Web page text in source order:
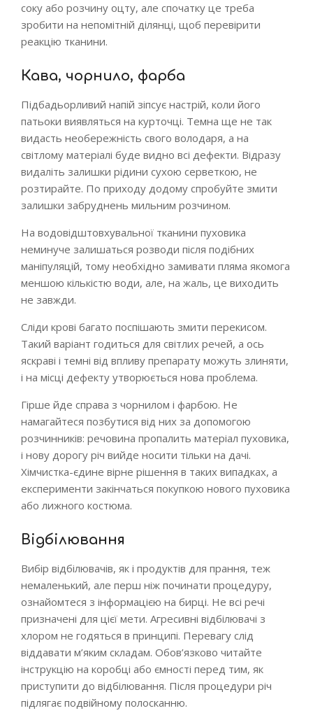
соку або розчину оцту, але спочатку це треба
зробити на непомітній ділянці, щоб перевірити
реакцію тканини.
Кава, чорнило, фарба
Підбадьорливий напій зіпсує настрій, коли його
патьоки виявляться на курточці. Темна ще не так
видасть необережність свого володаря, а на
світлому матеріалі буде видно всі дефекти. Відразу
видаліть залишки рідини сухою серветкою, не
розтирайте. По приходу додому спробуйте змити
залишки забруднень мильним розчином.
На водовідштовхувальної тканини пуховика
неминуче залишаться розводи після подібних
маніпуляцій, тому необхідно замивати пляма якомога
меншою кількістю води, але, на жаль, це виходить
не завжди.
Сліди крові багато поспішають змити перекисом.
Такий варіант годиться для світлих речей, а ось
яскраві і темні від впливу препарату можуть злиняти,
і на місці дефекту утворюється нова проблема.
Гірше йде справа з чорнилом і фарбою. Не
намагайтеся позбутися від них за допомогою
розчинників: речовина пропалить матеріал пуховика,
і нову дорогу річ вийде носити тільки на дачі.
Хімчистка-єдине вірне рішення в таких випадках, а
експерименти закінчаться покупкою нового пуховика
або лижного костюма.
Відбілювання
Вибір відбілювачів, як і продуктів для прання, теж
немаленький, але перш ніж починати процедуру,
ознайомтеся з інформацією на бирці. Не всі речі
призначені для цієї мети. Агресивні відбілювачі з
хлором не годяться в принципі. Перевагу слід
віддавати м’яким складам. Обов’язково читайте
інструкцію на коробці або ємності перед тим, як
приступити до відбілювання. Після процедури річ
підлягає подвійному полосканню.